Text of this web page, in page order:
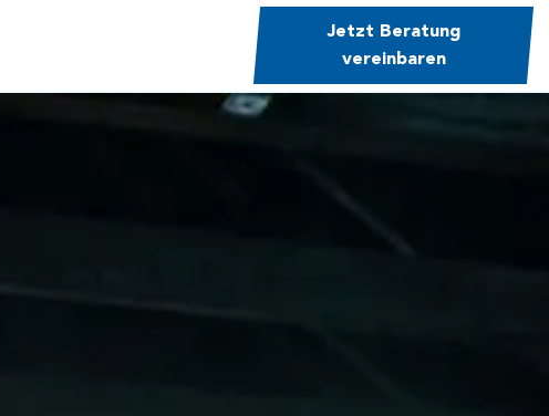
Jetzt Beratung
vereinbaren